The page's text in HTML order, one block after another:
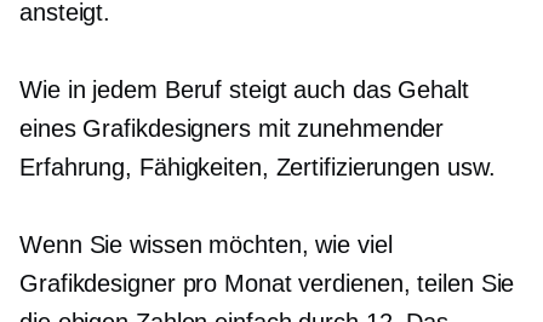
ansteigt.
Wie in jedem Beruf steigt auch das Gehalt
eines Grafikdesigners mit zunehmender
Erfahrung, Fähigkeiten, Zertifizierungen usw.
Wenn Sie wissen möchten, wie viel
Grafikdesigner pro Monat verdienen, teilen Sie